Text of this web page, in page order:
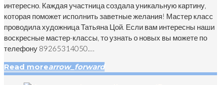
интересно. Каждая участница создала уникальную картину,
которая поможет исполнить заветные желания! Мастер класс
проводила художница Татьяна Цой. Если вам интересны наши
воскресные мастер-классы, то узнать о новых вы можете по
телефону 89265314050.…
Read morearrow_forward